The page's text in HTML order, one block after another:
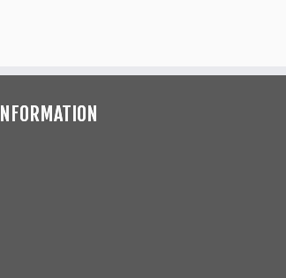
INFORMATION